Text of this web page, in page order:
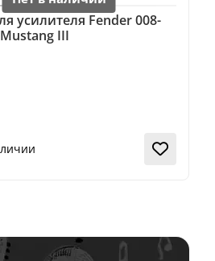
усилителя Fender 008-
III